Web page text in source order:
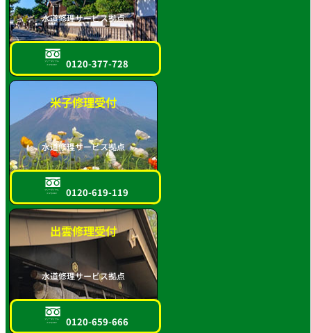
水道修理サービス拠点
フリーダイヤル
スマホOK!! 0120-377-728
米子修理受付
水道修理サービス拠点
フリーダイヤル
スマホOK!! 0120-619-119
出雲修理受付
水道修理サービス拠点
フリーダイヤル
スマホOK!! 0120-659-666